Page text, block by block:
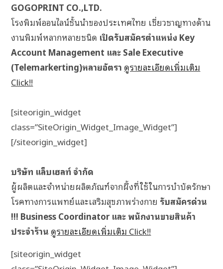
GOGOPRINT CO.,LTD.
โรงพิมพ์ออนไลน์ชั้นนำของประเทศไทย เชี่ยวชาญทางด้าน
งานพิมพ์หลากหลายชนิด เปิดรับสมัครตำแหน่ง Key
Account Management และ Sale Executive
(Telemarkerting)หลายอัตรา ดูรายละเอียดเพิ่มเติม
Click!!
[siteorigin_widget
class=”SiteOrigin_Widget_Image_Widget”]
[/siteorigin_widget]
บริษัท แล็บเฮลท์ จำกัด
ผู้ผลิตและจำหน่ายผลิตภัณฑ์จากผึ้งที่ใช้ในการบำบัดรักษา
โรคทางการแพทย์และเสริมสุขภาพร่างกาย รับสมัครด่วน
!!! Business Coordinator และ พนักงานขายสินค้า
ประจำร้าน ดูรายละเอียดเพิ่มเติม Click!!
[siteorigin_widget